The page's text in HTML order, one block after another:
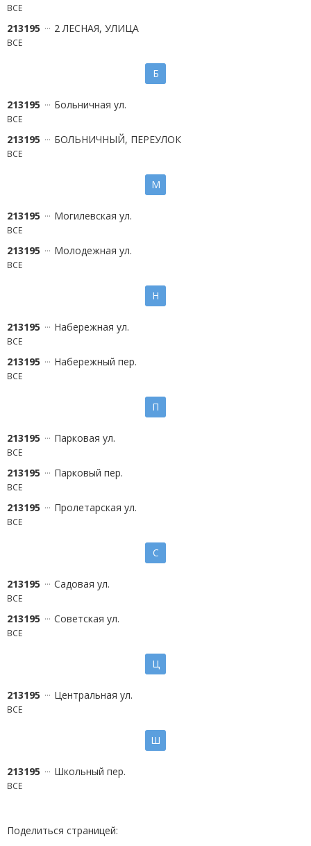
ВСЕ
213195 2 ЛЕСНАЯ, УЛИЦА
ВСЕ
Б
213195 Больничная ул.
ВСЕ
213195 БОЛЬНИЧНЫЙ, ПЕРЕУЛОК
ВСЕ
М
213195 Могилевская ул.
ВСЕ
213195 Молодежная ул.
ВСЕ
Н
213195 Набережная ул.
ВСЕ
213195 Набережный пер.
ВСЕ
П
213195 Парковая ул.
ВСЕ
213195 Парковый пер.
ВСЕ
213195 Пролетарская ул.
ВСЕ
С
213195 Садовая ул.
ВСЕ
213195 Советская ул.
ВСЕ
Ц
213195 Центральная ул.
ВСЕ
Ш
213195 Школьный пер.
ВСЕ
Поделиться страницей: